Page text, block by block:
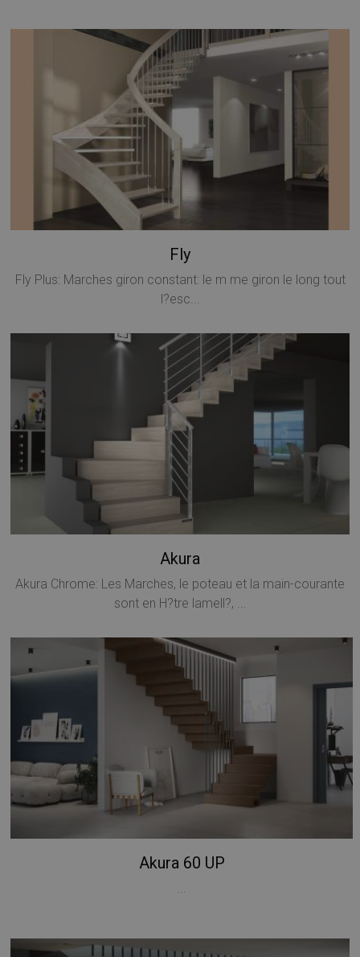
Fly
Fly Plus: Marches giron constant: le m me giron le long tout
l?esc...
Akura
Akura Chrome: Les Marches, le poteau et la main-courante
sont en H?tre lamell?, ...
Akura 60 UP